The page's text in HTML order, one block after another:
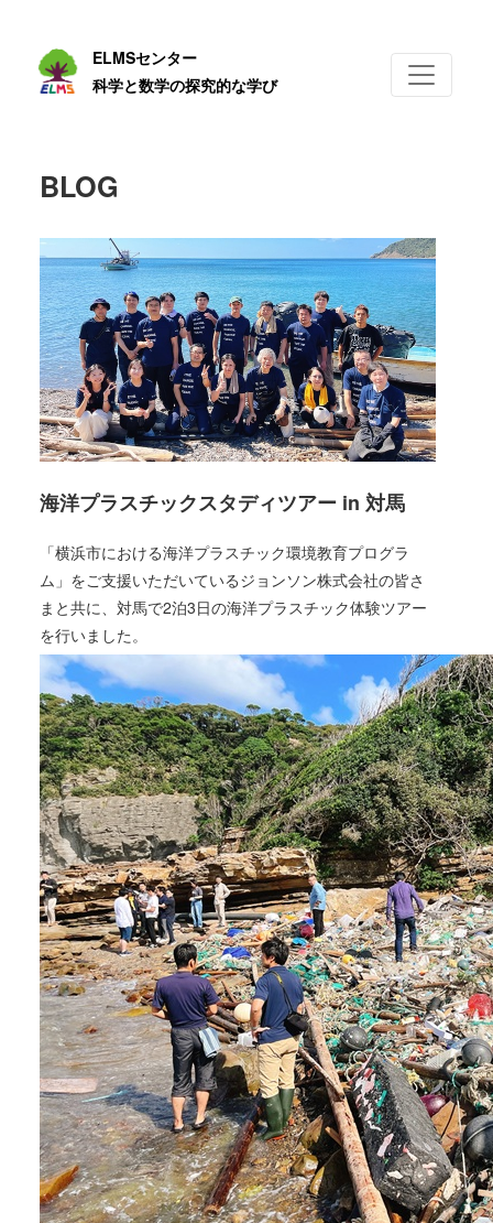
ELMSセンター
科学と数学の探究的な学び
BLOG
海洋プラスチックスタディツアー in 対馬
「横浜市における海洋プラスチック環境教育プログラ
ム」をご支援いただいているジョンソン株式会社の皆さ
まと共に、対馬で2泊3日の海洋プラスチック体験ツアー
を行いました。